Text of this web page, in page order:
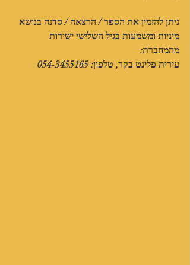
ניתן להזמין את הספר / הרצאה / סדנה בנושא
מיניות ומשמעות בגיל השלישי ישירות
מהמחברת:
עירית פלינט בקר, טלפון: 054-3455165